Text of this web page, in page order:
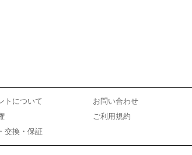
トについて
お問い合わせ
ご利用規約
交換・保証